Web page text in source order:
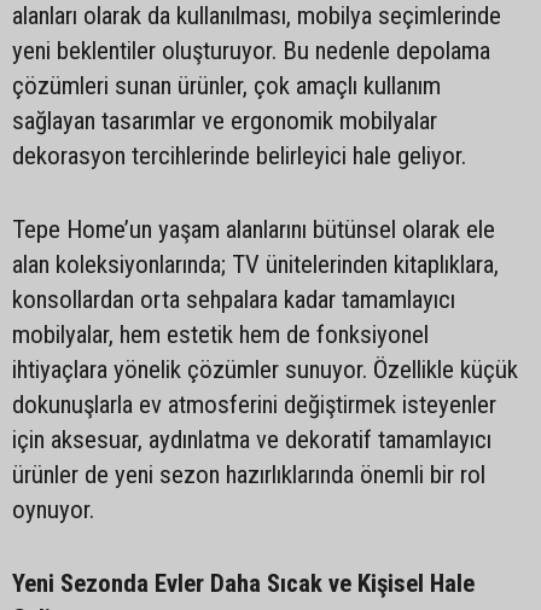
alanları olarak da kullanılması, mobilya seçimlerinde
yeni beklentiler oluşturuyor. Bu nedenle depolama
çözümleri sunan ürünler, çok amaçlı kullanım
sağlayan tasarımlar ve ergonomik mobilyalar
dekorasyon tercihlerinde belirleyici hale geliyor.
Tepe Home’un yaşam alanlarını bütünsel olarak ele
alan koleksiyonlarında; TV ünitelerinden kitaplıklara,
konsollardan orta sehpalara kadar tamamlayıcı
mobilyalar, hem estetik hem de fonksiyonel
ihtiyaçlara yönelik çözümler sunuyor. Özellikle küçük
dokunuşlarla ev atmosferini değiştirmek isteyenler
için aksesuar, aydınlatma ve dekoratif tamamlayıcı
ürünler de yeni sezon hazırlıklarında önemli bir rol
oynuyor.
Yeni Sezonda Evler Daha Sıcak ve Kişisel Hale